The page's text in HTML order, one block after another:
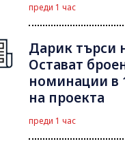
преди 1 час
Дарик търси
Остават
номинации в
на проекта
преди 1 час